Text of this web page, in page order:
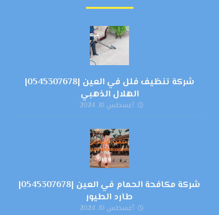
شركة تنظيف فلل في العين |0545307678|
الهلال الذهبي
أغسطس 10, 2024
شركة مكافحة الحمام في العين |0545307678|
طارد الطيور
أغسطس 10, 2024